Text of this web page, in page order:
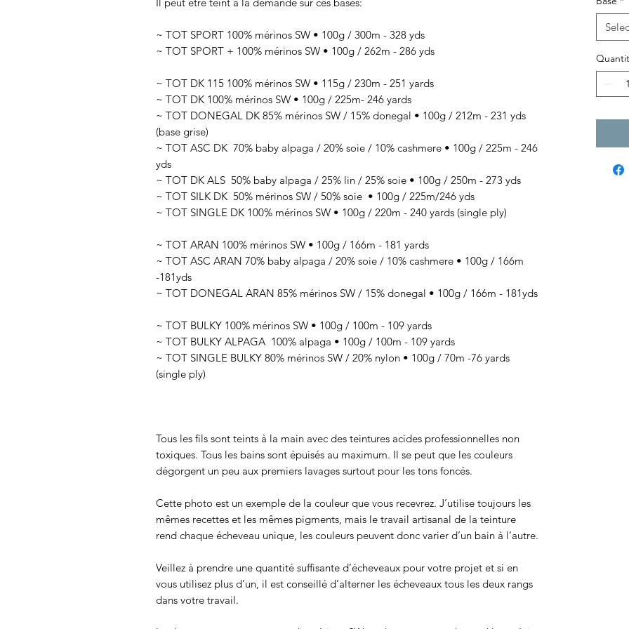
~ TOT SPORT 100% mérinos SW • 100g / 300m - 328 yds
~ TOT SPORT + 100% mérinos SW • 100g / 262m - 286 yds
~ TOT DK 115 100% mérinos SW • 115g / 230m - 251 yards
~ TOT DK 100% mérinos SW • 100g / 225m- 246 yards
~ TOT DONEGAL DK 85% mérinos SW / 15% donegal • 100g / 212m - 231 yds
(base grise)
~ TOT ASC DK 70% baby alpaga / 20% soie / 10% cashmere • 100g / 225m - 246
yds
~ TOT DK ALS 50% baby alpaga / 25% lin / 25% soie • 100g / 250m - 273 yds
~ TOT SILK DK 50% mérinos SW / 50% soie • 100g / 225m/246 yds
~ TOT SINGLE DK 100% mérinos SW • 100g / 220m - 240 yards (single ply)
~ TOT ARAN 100% mérinos SW • 100g / 166m - 181 yards
~ TOT ASC ARAN 70% baby alpaga / 20% soie / 10% cashmere • 100g / 166m
-181yds
~ TOT DONEGAL ARAN 85% mérinos SW / 15% donegal • 100g / 166m - 181yds
~ TOT BULKY 100% mérinos SW • 100g / 100m - 109 yards
~ TOT BULKY ALPAGA 100% alpaga • 100g / 100m - 109 yards
~ TOT SINGLE BULKY 80% mérinos SW / 20% nylon • 100g / 70m -76 yards
(single ply)
Tous les fils sont teints à la main avec des teintures acides professionnelles non
toxiques. Tous les bains sont épuisés au maximum. Il se peut que les couleurs
dégorgent un peu aux premiers lavages surtout pour les tons foncés.
Cette photo est un exemple de la couleur que vous recevrez. J’utilise toujours les
mêmes recettes et les mêmes pigments, mais le travail artisanal de la teinture
rend chaque écheveau unique, les couleurs peuvent donc varier d’un bain à l’autre.
Veillez à prendre une quantité suffisante d’écheveaux pour votre projet et si en
vous utilisez plus d’un, il est conseillé d’alterner les écheveaux tous les deux rangs
dans votre travail.